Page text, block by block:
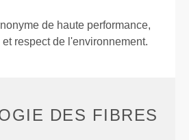
de haute performance,
respect de l'environnement.
DES FIBRES